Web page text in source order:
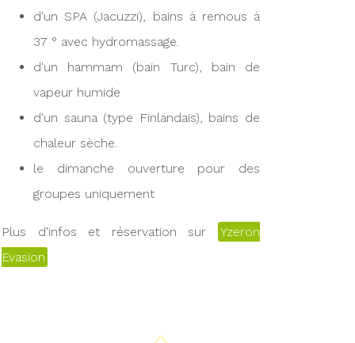
d'un SPA (Jacuzzi), bains à remous à
37 ° avec hydromassage.
d'un hammam (bain Turc), bain de
vapeur humide
d'un sauna (type Finlandais), bains de
chaleur sèche.
le dimanche ouverture pour des
groupes uniquement
Plus d'infos et réservation sur
Yzeron
Evasion